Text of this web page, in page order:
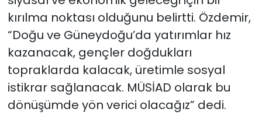
kırılma noktası olduğunu belirtti. Özdemir,
“Doğu ve Güneydoğu’da yatırımlar hız
kazanacak, gençler doğdukları
topraklarda kalacak, üretimle sosyal
istikrar sağlanacak. MÜSİAD olarak bu
dönüşümde yön verici olacağız” dedi.